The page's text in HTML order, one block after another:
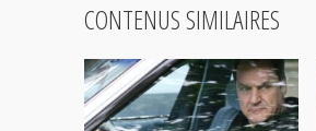
CONTENUS SIMILAIRES